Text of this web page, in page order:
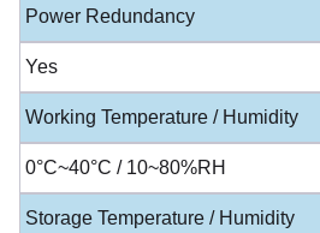
Power Redundancy
Yes
Working Temperature / Humidity
0°C~40°C / 10~80%RH
Storage Temperature / Humidity